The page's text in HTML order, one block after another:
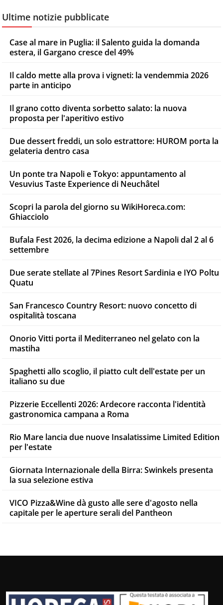
Ultime notizie pubblicate
Case al mare in Puglia: il Salento guida la domanda
estera, il Gargano cresce del 49%
Il caldo mette alla prova i vigneti: la vendemmia 2026
parte in anticipo
Il grano cotto diventa sorbetto salato: la nuova
proposta per l'aperitivo estivo
Due dessert freddi, un solo estrattore: HUROM porta la
gelateria dentro casa
Un ponte tra Napoli e Tokyo: appuntamento al
Vesuvius Taste Experience di Neuchâtel
Scopri la parola del giorno su WikiHoreca.com:
Ghiacciolo
Bufala Fest 2026, la decima edizione a Napoli dal 2 al 6
settembre
Due serate stellate al 7Pines Resort Sardinia e IYO Poltu
Quatu
San Francesco Country Resort: nuovo concetto di
ospitalità toscana
Onorio Vitti porta il Mediterraneo nel gelato con la
mastiha
Spaghetti allo scoglio, il piatto cult dell'estate per un
italiano su due
Pizzerie Eccellenti 2026: Ardecore racconta l'identità
gastronomica campana a Roma
Rio Mare lancia due nuove Insalatissime Limited Edition
per l'estate
Giornata Internazionale della Birra: Swinkels presenta
la sua selezione estiva
VICO Pizza&Wine dà gusto alle sere d'agosto nella
capitale per le aperture serali del Pantheon